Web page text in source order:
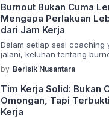
Burnout Bukan Cuma
Mengapa Perlakuan
dari Jam Kerja
Dalam setiap sesi coaching
jalani, keluhan tentang
Menariknya, banyak yang
mengaitkannya dengan jam
panjang atau lembur yang
Padahal, seringkali akar
tidak sesederhana itu. Kita
by Berisik Nusantara
Tim Kerja Solid: Bukan
Omongan, Tapi
Kerja